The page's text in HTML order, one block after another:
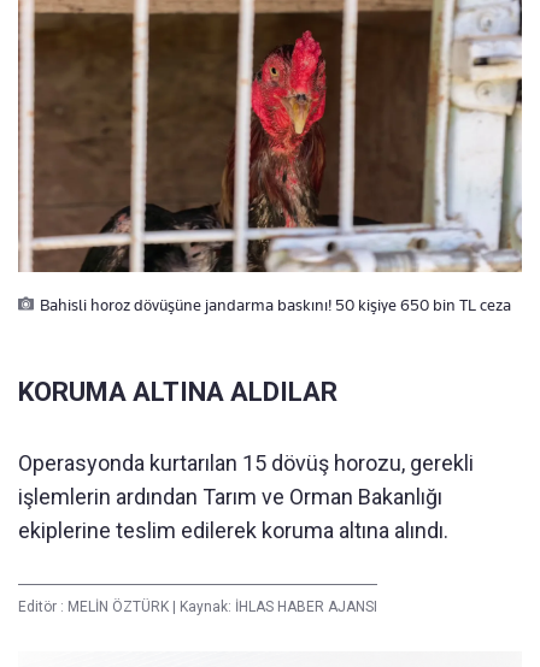
Bahisli horoz dövüşüne jandarma baskını! 50 kişiye 650 bin TL ceza
KORUMA ALTINA ALDILAR
Operasyonda kurtarılan 15 dövüş horozu, gerekli
işlemlerin ardından Tarım ve Orman Bakanlığı
ekiplerine teslim edilerek koruma altına alındı.
Editör : MELİN ÖZTÜRK | Kaynak: İHLAS HABER AJANSI